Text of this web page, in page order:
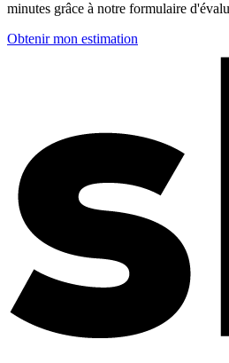
minutes grâce à notre formulaire
Obtenir mon estimation